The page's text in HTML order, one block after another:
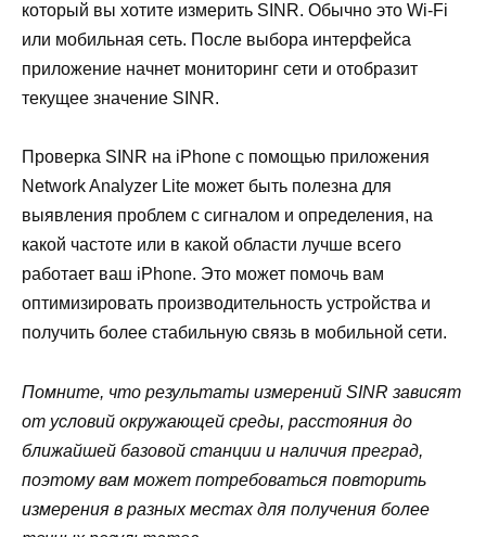
который вы хотите измерить SINR. Обычно это Wi-Fi
или мобильная сеть. После выбора интерфейса
приложение начнет мониторинг сети и отобразит
текущее значение SINR.
Проверка SINR на iPhone с помощью приложения
Network Analyzer Lite может быть полезна для
выявления проблем с сигналом и определения, на
какой частоте или в какой области лучше всего
работает ваш iPhone. Это может помочь вам
оптимизировать производительность устройства и
получить более стабильную связь в мобильной сети.
Помните, что результаты измерений SINR зависят
от условий окружающей среды, расстояния до
ближайшей базовой станции и наличия преград,
поэтому вам может потребоваться повторить
измерения в разных местах для получения более